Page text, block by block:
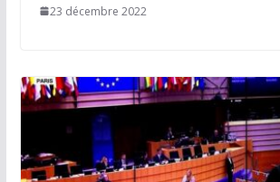
23 décembre 2022